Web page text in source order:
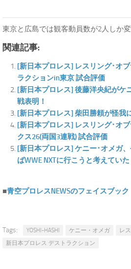
東京と広島では観客動員数が2人しか
関連記事:
[新日本プロレス] レスリング･オ
ラクションin東京 試合評価
[新日本プロレス] 後藤洋央紀がケ
戦表明！
[新日本プロレス] 柴田勝頼が怪我
[新日本プロレス] レスリング･オ
クス26(両国3連戦) 試合評価
[新日本プロレス] ケニー･オメガ
ばWWE NXTに行こうと考えていた
■青空プロレスNEWSのフェイスブック
Tags: YOSHI-HASHI ケニー・オメガ
レ
新日本プロレス デストラクション